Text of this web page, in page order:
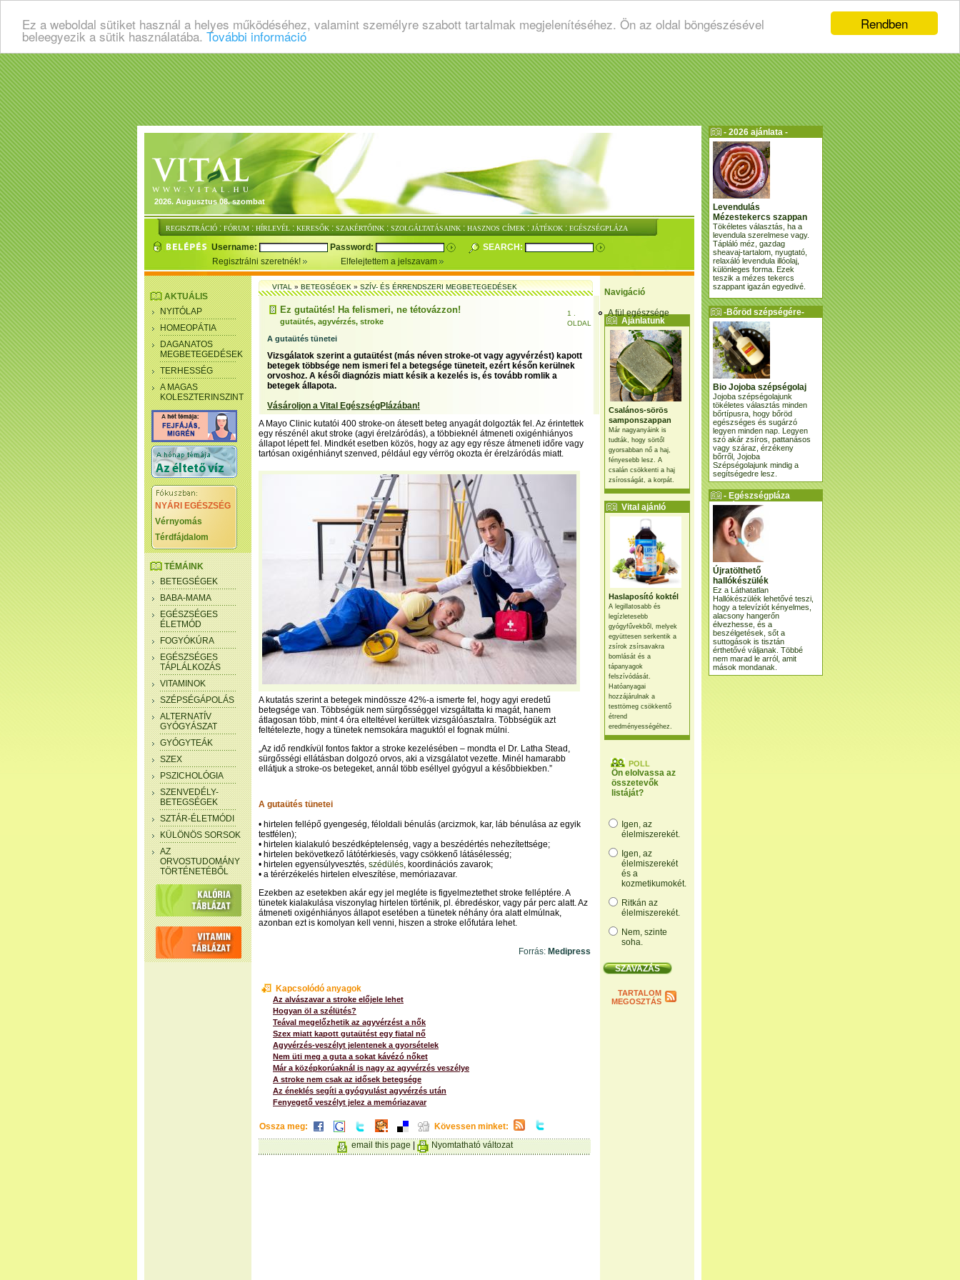
Rendben
Ez a weboldal sütiket használ a helyes működéséhez, valamint személyre szabott tartalmak megjelenítéséhez. Ön az oldal böngészésével
beleegyezik a sütik használatába. További információ
2026. Augusztus 08. szombat
REGISZTRÁCIÓ : FÓRUM : HÍRLEVÉL : KERESŐK : SZAKÉRTŐINK : SZOLGÁLTATÁSAINK : HASZNOS CÍMEK : JÁTÉKOK : EGÉSZSÉGPLÁZA
Username: Password:
SEARCH:
Regisztrálni szeretnék!
Elfelejtettem a jelszavam
Navigáció
A fül egészsége
Ajánlatunk
Csalános-sörös
samponszappan
Már nagyanyáink is
tudták, hogy sörtől
gyorsabban nő a haj,
fényesebb lesz. A
csalán csökkenti a haj
zsírosságát, a korpát.
Vital ajánló
Haslaposító koktél
A legillatosabb és
legízletesebb
gyógyfűvekből, melyek
együttesen serkentik a
zsírok zsírsavakra
bomlását és a
tápanyagok
felszívódását.
Hatóanyagai
hozzájárulnak a
testtömeg csökkentő
étrend
eredményességéhez.
POLL
Ön elolvassa az
összetevők
listáját?
Igen, az
élelmiszerekét.
Igen, az
élelmiszerekét
és a
kozmetikumokét.
Ritkán az
élelmiszerekét.
Nem, szinte
soha.
TARTALOM
MEGOSZTÁS
AKTUÁLIS
NYITÓLAP
HOMEOPÁTIA
DAGANATOS
MEGBETEGEDÉSEK
TERHESSÉG
A MAGAS
KOLESZTERINSZINT
NYÁRI EGÉSZSÉG
Vérnyomás
Térdfájdalom
TÉMÁINK
BETEGSÉGEK
BABA-MAMA
EGÉSZSÉGES
ÉLETMÓD
FOGYÓKÚRA
EGÉSZSÉGES
TÁPLÁLKOZÁS
VITAMINOK
SZÉPSÉGÁPOLÁS
ALTERNATÍV
GYÓGYÁSZAT
GYÓGYTEÁK
SZEX
PSZICHOLÓGIA
SZENVEDÉLY-
BETEGSÉGEK
SZTÁR-ÉLETMÓDI
KÜLÖNÖS SORSOK
AZ
ORVOSTUDOMÁNY
TÖRTÉNETÉBŐL
VITAL»BETEGSÉGEK»SZÍV- ÉS ÉRRENDSZERI MEGBETEGEDÉSEK
Ez gutaütés! Ha felismeri, ne tétovázzon!
gutaütés, agyvérzés, stroke
1 .
OLDAL
A gutaütés tünetei
Vizsgálatok szerint a gutaütést (más néven stroke-ot vagy agyvérzést) kapott
betegek többsége nem ismeri fel a betegsége tüneteit, ezért későn kerülnek
orvoshoz. A késői diagnózis miatt késik a kezelés is, és tovább romlik a
betegek állapota.
Vásároljon a Vital EgészségPlázában!
A Mayo Clinic kutatói 400 stroke-on átesett beteg anyagát dolgozták fel. Az érintettek
egy részénél akut stroke (agyi érelzáródás), a többieknél átmeneti oxigénhiányos
állapot lépett fel. Mindkét esetben közös, hogy az agy egy része átmeneti időre vagy
tartósan oxigénhiányt szenved, például egy vérrög okozta ér érelzáródás miatt.
A kutatás szerint a betegek mindössze 42%-a ismerte fel, hogy agyi eredetű
betegsége van. Többségük nem sürgősséggel vizsgáltatta ki magát, hanem
átlagosan több, mint 4 óra elteltével kerültek vizsgálóasztalra. Többségük azt
feltételezte, hogy a tünetek nemsokára maguktól el fognak múlni.
„Az idő rendkívül fontos faktor a stroke kezelésében – mondta el Dr. Latha Stead,
sürgősségi ellátásban dolgozó orvos, aki a vizsgálatot vezette. Minél hamarabb
ellátjuk a stroke-os betegeket, annál több eséllyel gyógyul a későbbiekben.”
A gutaütés tünetei
• hirtelen fellépő gyengeség, féloldali bénulás (arcizmok, kar, láb bénulása az egyik
testfélen);
• hirtelen kialakuló beszédképtelenség, vagy a beszédértés nehezítettsége;
• hirtelen bekövetkező látótérkiesés, vagy csökkenő látásélesség;
• hirtelen egyensúlyvesztés, szédülés, koordinációs zavarok;
• a térérzékelés hirtelen elveszítése, memóriazavar.
Ezekben az esetekben akár egy jel megléte is figyelmeztethet stroke felléptére. A
tünetek kialakulása viszonylag hirtelen történik, pl. ébredéskor, vagy pár perc alatt. Az
átmeneti oxigénhiányos állapot esetében a tünetek néhány óra alatt elmúlnak,
azonban ezt is komolyan kell venni, hiszen a stroke előfutára lehet.
Forrás: Medipress
Kapcsolódó anyagok
Az alvászavar a stroke előjele lehet
Hogyan öl a szélütés?
Teával megelőzhetik az agyvérzést a nők
Szex miatt kapott gutaütést egy fiatal nő
Agyvérzés-veszélyt jelentenek a gyorsételek
Nem üti meg a guta a sokat kávézó nőket
Már a középkorúaknál is nagy az agyvérzés veszélye
A stroke nem csak az idősek betegsége
Az éneklés segíti a gyógyulást agyvérzés után
Fenyegető veszélyt jelez a memóriazavar
Ossza meg:
Kövessen minket:
email this page| Nyomtatható változat
- 2026 ajánlata -
Levendulás
Mézestekercs szappan
Tökéletes választás, ha a
levendula szerelmese vagy.
Tápláló méz, gazdag
sheavaj-tartalom, nyugtató,
relaxáló levendula illóolaj,
különleges forma. Ezek
teszik a mézes tekercs
szappant igazán egyedivé.
-Bőröd szépségére-
Bio Jojoba szépségolaj
Jojoba szépségolajunk
tökéletes választás minden
bőrtípusra, hogy bőröd
egészséges és sugárzó
legyen minden nap. Legyen
szó akár zsíros, pattanásos
vagy száraz, érzékeny
bőrről, Jojoba
Szépségolajunk mindig a
segítségedre lesz.
- Egészségpláza
ajánlatunk -
Újratölthető
hallókészülék
Ez a Láthatatlan
Hallókészülék lehetővé teszi,
hogy a televíziót kényelmes,
alacsony hangerőn
élvezhesse, és a
beszélgetések, sőt a
suttogások is tisztán
érthetővé váljanak. Többé
nem marad le arról, amit
mások mondanak.